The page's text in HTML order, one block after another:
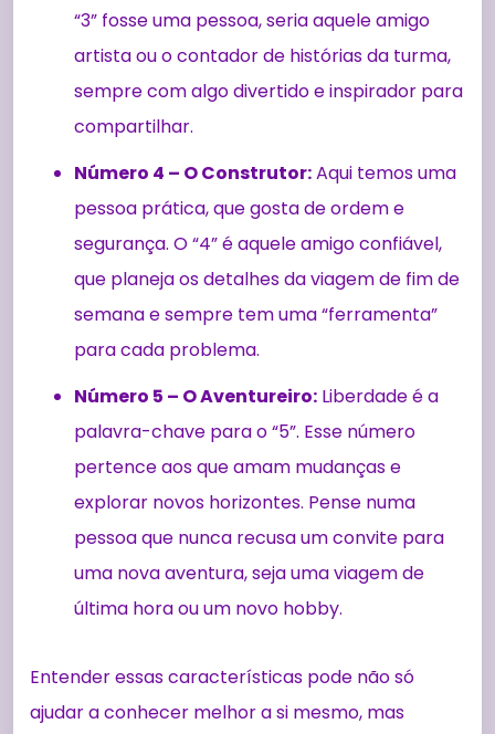
“3” fosse uma pessoa, seria aquele amigo
artista ou o contador de histórias da turma,
sempre com algo divertido e inspirador para
compartilhar.
Número 4 – O Construtor:Aqui temos uma
pessoa prática, que gosta de ordem e
segurança. O “4” é aquele amigo confiável,
que planeja os detalhes da viagem de fim de
semana e sempre tem uma “ferramenta”
para cada problema.
Número 5 – O Aventureiro: Liberdade é a
palavra-chave para o “5”. Esse número
pertence aos que amam mudanças e
explorar novos horizontes. Pense numa
pessoa que nunca recusa um convite para
uma nova aventura, seja uma viagem de
última hora ou um novo hobby.
Entender essas características pode não só
ajudar a conhecer melhor a si mesmo, mas